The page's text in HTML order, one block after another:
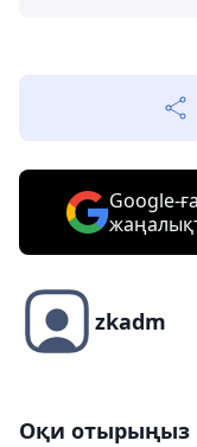
Google-
zkadm
Оқи отырыңыз